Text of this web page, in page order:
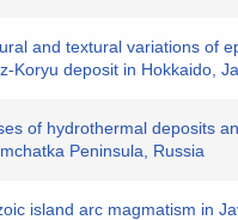
and textural variations of
Koryu deposit in Hokkaido,
of hydrothermal deposits
Peninsula, Russia
island arc magmatism in